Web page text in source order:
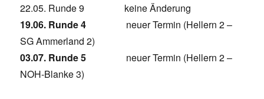
22.05. Runde 9 keine Änderung
19.06. Runde 4
neuer Termin (Hellern 2 –
SG Ammerland 2)
03.07. Runde 5
neuer Termin (Hellern 2 –
NOH-Blanke 3)